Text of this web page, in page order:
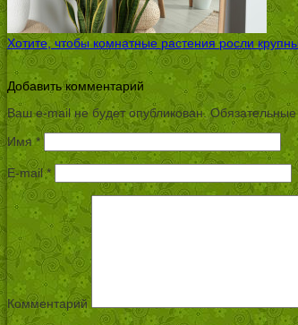
Хотите, чтобы комнатные растения росли
Добавить комментарий
Ваш e-mail не будет опубликован.
Имя *
E-mail*
Комментарий